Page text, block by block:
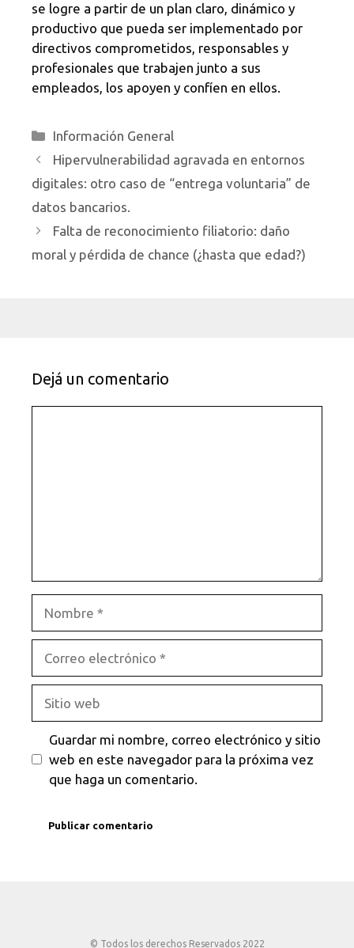
se logre a partir de un plan claro, dinámico y
productivo que pueda ser implementado por
directivos comprometidos, responsables y
profesionales que trabajen junto a sus
empleados, los apoyen y confíen en ellos.
Categorías
Información General
Hipervulnerabilidad agravada en entornos
digitales: otro caso de “entrega voluntaria” de
datos bancarios.
Falta de reconocimiento filiatorio: daño
moral y pérdida de chance (¿hasta que edad?)
Dejá un comentario
Guardar mi nombre, correo electrónico y sitio
web en este navegador para la próxima vez
que haga un comentario.
© Todos los derechos Reservados 2022